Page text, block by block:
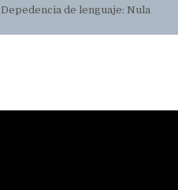
Depedencia de lenguaje: Nula